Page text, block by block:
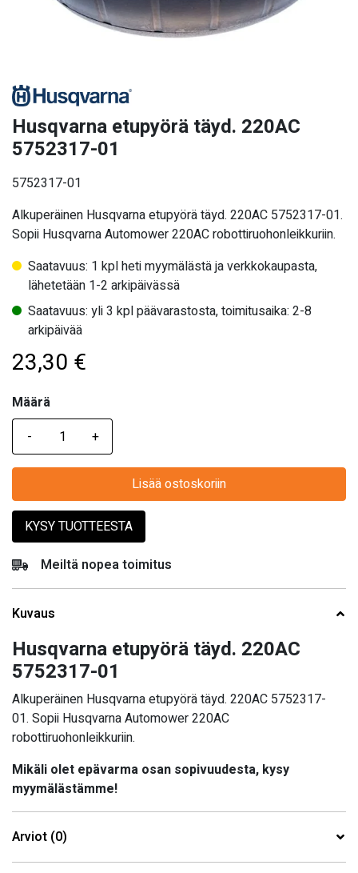
Husqvarna etupyörä täyd. 220AC
5752317-01
5752317-01
Alkuperäinen Husqvarna etupyörä täyd. 220AC 5752317-01.
Sopii Husqvarna Automower 220AC robottiruohonleikkuriin.
Saatavuus: 1 kpl heti myymälästä ja verkkokaupasta,
lähetetään 1-2 arkipäivässä
Saatavuus: yli 3 kpl päävarastosta, toimitusaika: 2-8
arkipäivää
23,30 €
Määrä
Määrä
Lisää ostoskoriin
KYSY TUOTTEESTA
Meiltä nopea toimitus
Kuvaus
Husqvarna etupyörä täyd. 220AC
5752317-01
Alkuperäinen Husqvarna etupyörä täyd. 220AC 5752317-
01. Sopii Husqvarna Automower 220AC
robottiruohonleikkuriin.
Mikäli olet epävarma osan sopivuudesta, kysy
myymälästämme!
Arviot (0)